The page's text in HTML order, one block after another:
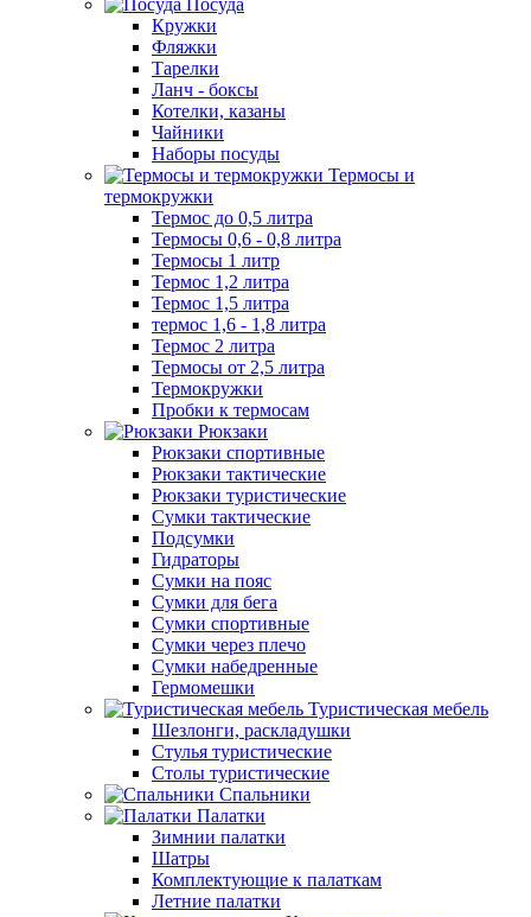
Посуда
Кружки
Фляжки
Тарелки
Ланч - боксы
Котелки, казаны
Чайники
Наборы посуды
Термосы и
термокружки
Термос до 0,5 литра
Термосы 0,6 - 0,8 литра
Термосы 1 литр
Термос 1,2 литра
Термос 1,5 литра
термос 1,6 - 1,8 литра
Термос 2 литра
Термосы от 2,5 литра
Термокружки
Пробки к термосам
Рюкзаки
Рюкзаки спортивные
Рюкзаки тактические
Рюкзаки туристические
Сумки тактические
Подсумки
Гидраторы
Сумки на пояс
Сумки для бега
Сумки спортивные
Сумки через плечо
Сумки набедренные
Гермомешки
Туристическая мебель
Шезлонги, раскладушки
Стулья туристические
Столы туристические
Спальники
Палатки
Зимнии палатки
Шатры
Комплектующие к палаткам
Летние палатки